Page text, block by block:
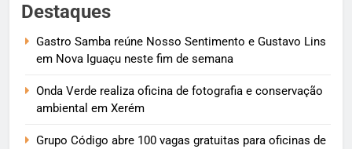
Destaques
Gastro Samba reúne Nosso Sentimento e Gustavo Lins
em Nova Iguaçu neste fim de semana
Onda Verde realiza oficina de fotografia e conservação
ambiental em Xerém
Grupo Código abre 100 vagas gratuitas para oficinas de